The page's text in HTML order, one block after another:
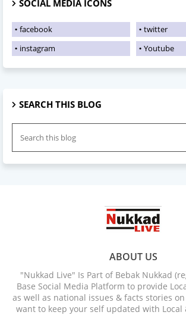
SOCIAL MEDIA ICONS
facebook
twitter
instagram
Youtube
SEARCH THIS BLOG
ABOUT US
"Nukkad Live" Is Part of Bebak Nukkad
Base Social Media Platform to provide
as well as national issues & facts stories
want to keep your self updated with Local